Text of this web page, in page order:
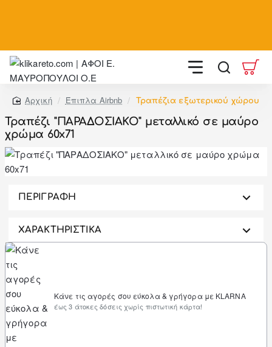
home
Έπιπλα Airbnb Τραπέζια εξωτερικού χώρου
Τραπέζι "ΠΑΡΑΔΟΣΙΑΚΟ" μεταλλικό σε μαύρο
χρώμα 60x71
ΠΕΡΙΓΡΑΦΗ
ΧΑΡΑΚΤΗΡΙΣΤΙΚΑ
Κάνε τις αγορές σου εύκολα & γρήγορα με KLARNA
έως 3 άτοκες δόσεις χωρίς πιστωτική κάρτα!